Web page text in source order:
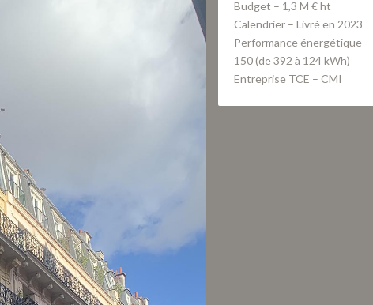
Budget – 1,3 M € ht
Calendrier – Livré en 2023
Performance énergétique –
150 (de 392 à 124 kWh)
Entreprise TCE – CMI